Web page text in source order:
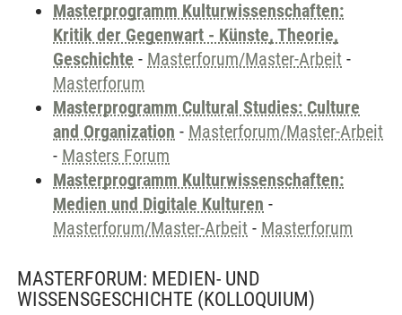
Masterprogramm Kulturwissenschaften:
Kritik der Gegenwart - Künste, Theorie,
Geschichte - Masterforum/Master-Arbeit -
Masterforum
Masterprogramm Cultural Studies: Culture
and Organization - Masterforum/Master-Arbeit
- Masters Forum
Masterprogramm Kulturwissenschaften:
Medien und Digitale Kulturen -
Masterforum/Master-Arbeit - Masterforum
MASTERFORUM: MEDIEN- UND
WISSENSGESCHICHTE (KOLLOQUIUM)